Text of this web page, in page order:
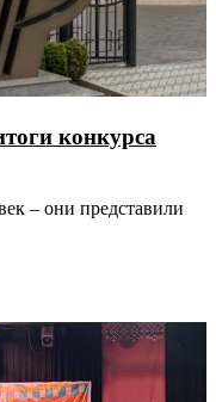
конкурса
– они представили